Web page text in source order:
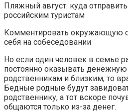
Пляжный август: куда
российским туристам
Комментировать окружающую
себя на собеседовании
Но если один человек в семье
постоянно оказывать
родственникам и близким, то
Бедные родные будут
родственнику, а тот вскоре
общаются только из-за денег.